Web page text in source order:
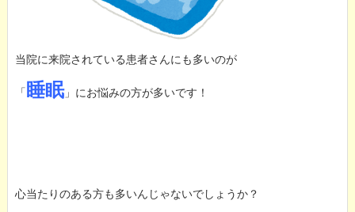
当院に来院されている患者さんにも多いのが
「 睡眠」にお悩みの方が多いです！
心当たりのある方も多いんじゃないでしょうか？